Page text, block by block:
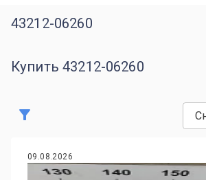
43212-06260
Купить 43212-06260
09.08.2026